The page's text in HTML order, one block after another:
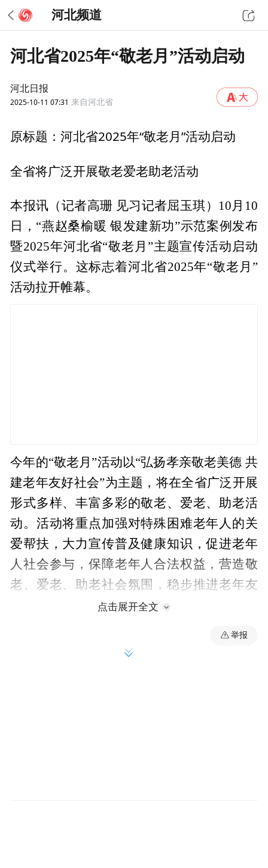
河北频道
河北省2025年“敬老月”活动启动
河北日报
2025-10-11 07:31 来自河北省
原标题：河北省2025年“敬老月”活动启动
全省将广泛开展敬老爱老助老活动
本报讯（记者高珊 见习记者屈玉琪）10月10
日，“燕赵桑榆暖 银发建新功”示范案例发布
暨2025年河北省“敬老月”主题宣传活动启动
仪式举行。这标志着河北省2025年“敬老月”
活动拉开帷幕。
今年的“敬老月”活动以“弘扬孝亲敬老美德 共
建老年友好社会”为主题，将在全省广泛开展
形式多样、丰富多彩的敬老、爱老、助老活
动。活动将重点加强对特殊困难老年人的关
爱帮扶，大力宣传普及健康知识，促进老年
人社会参与，保障老年人合法权益，营造敬
老、爱老、助老社会氛围，稳步推进老年友
好型社会建设。同时，充分动员社会力量积
年人办一些看得见、摸得着的好事实事，共
点击展开全文
举报